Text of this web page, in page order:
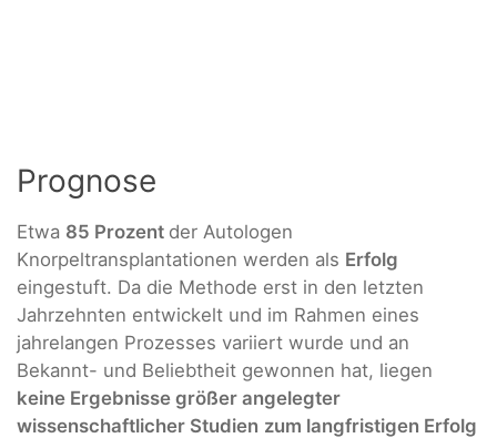
Prognose
Etwa 85 Prozent der Autologen
Knorpeltransplantationen werden als Erfolg
eingestuft. Da die Methode erst in den letzten
Jahrzehnten entwickelt und im Rahmen eines
jahrelangen Prozesses variiert wurde und an
Bekannt- und Beliebtheit gewonnen hat, liegen
keine Ergebnisse größer angelegter
wissenschaftlicher Studien zum langfristigen Erfolg